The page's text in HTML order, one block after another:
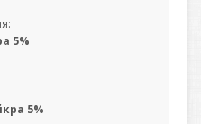
5%
5%